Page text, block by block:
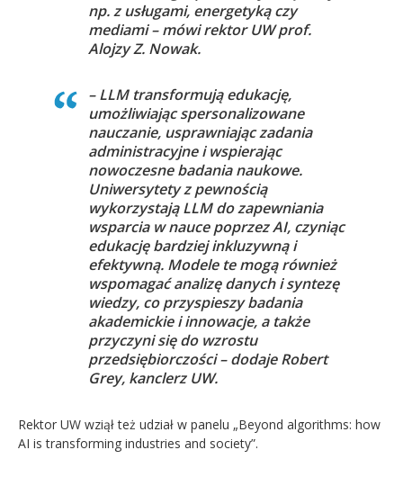
np. z usługami, energetyką czy
mediami – mówi rektor UW prof.
Alojzy Z. Nowak.
– LLM transformują edukację,
umożliwiając spersonalizowane
nauczanie, usprawniając zadania
administracyjne i wspierając
nowoczesne badania naukowe.
Uniwersytety z pewnością
wykorzystają LLM do zapewniania
wsparcia w nauce poprzez AI, czyniąc
edukację bardziej inkluzywną i
efektywną. Modele te mogą również
wspomagać analizę danych i syntezę
wiedzy, co przyspieszy badania
akademickie i innowacje, a także
przyczyni się do wzrostu
przedsiębiorczości – dodaje Robert
Grey, kanclerz UW.
Rektor UW wziął też udział w panelu „Beyond algorithms: how
AI is transforming industries and society”.